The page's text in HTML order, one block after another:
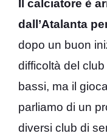
Il calciatore è
dall’Atalanta
dopo un buon
difficoltà del
bassi, ma il
parliamo di un
diversi club di